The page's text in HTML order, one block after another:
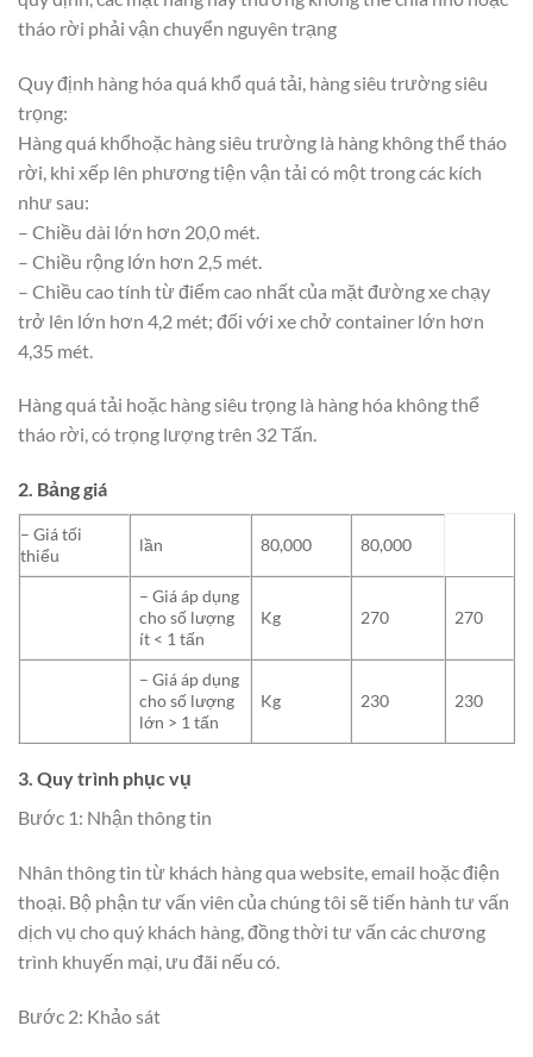
tháo rời phải vận chuyển nguyên trạng
Quy định hàng hóa quá khổ quá tải, hàng siêu trường siêu
trọng:
Hàng quá khổhoặc hàng siêu trường là hàng không thể tháo
rời, khi xếp lên phương tiện vận tải có một trong các kích
như sau:
– Chiều dài lớn hơn 20,0 mét.
– Chiều rộng lớn hơn 2,5 mét.
– Chiều cao tính từ điểm cao nhất của mặt đường xe chạy
trở lên lớn hơn 4,2 mét; đối với xe chở container lớn hơn
4,35 mét.
Hàng quá tải hoặc hàng siêu trọng là hàng hóa không thể
tháo rời, có trọng lượng trên 32 Tấn.
2. Bảng giá
– Giá tối
thiểu
lần 80,000 80,000
– Giá áp dụng
cho số lượng
ít < 1 tấn
Kg 270 270
– Giá áp dụng
cho số lượng
lớn > 1 tấn
Kg 230 230
3. Quy trình phục vụ
Bước 1: Nhận thông tin
Nhân thông tin từ khách hàng qua website, email hoặc điện
thoại. Bộ phận tư vấn viên của chúng tôi sẽ tiến hành tư vấn
dịch vụ cho quý khách hàng, đồng thời tư vấn các chương
trình khuyến mại, ưu đãi nếu có.
Bước 2: Khảo sát